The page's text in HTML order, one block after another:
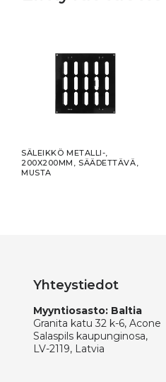
SÄLEIKKÖ METALLI-,
200X200MM, SÄÄDETTÄVÄ,
MUSTA
Yhteystiedot
Myyntiosasto: Baltia
Granita katu 32 k-6, Acone
Salaspils kaupunginosa,
LV-2119, Latvia